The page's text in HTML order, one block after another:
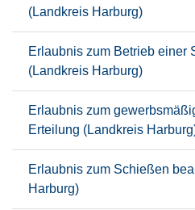
(Landkreis Harburg)
Erlaubnis zum Betrieb einer
(Landkreis Harburg)
Erlaubnis zum
Erteilung (Landkreis
Erlaubnis zum Schießen
Harburg)